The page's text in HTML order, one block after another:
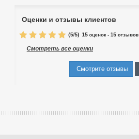
Оценки и отзывы клиентов
(5/5) 15оценок - 15отзывов
Смотреть все оценки
Смотрите отзывы